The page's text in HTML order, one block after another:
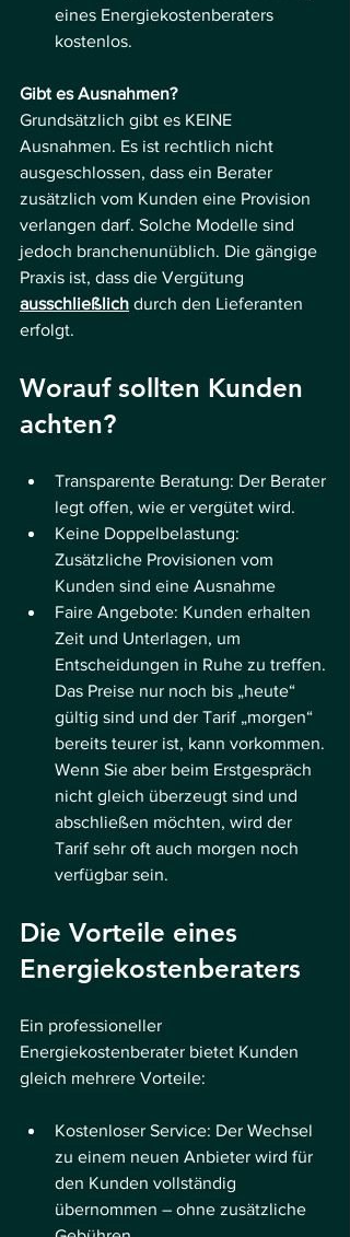
eines Energiekostenberaters
kostenlos.
Gibt es Ausnahmen?
Grundsätzlich gibt es KEINE
Ausnahmen. Es ist rechtlich nicht
ausgeschlossen, dass ein Berater
zusätzlich vom Kunden eine Provision
verlangen darf. Solche Modelle sind
jedoch branchenunüblich. Die gängige
Praxis ist, dass die Vergütung
ausschließlich durch den Lieferanten
erfolgt.
Worauf sollten Kunden
achten?
Transparente Beratung: Der Berater
legt offen, wie er vergütet wird.
Keine Doppelbelastung:
Zusätzliche Provisionen vom
Kunden sind eine Ausnahme
Faire Angebote: Kunden erhalten
Zeit und Unterlagen, um
Entscheidungen in Ruhe zu treffen.
Das Preise nur noch bis „heute“
gültig sind und der Tarif „morgen“
bereits teurer ist, kann vorkommen.
Wenn Sie aber beim Erstgespräch
nicht gleich überzeugt sind und
abschließen möchten, wird der
Tarif sehr oft auch morgen noch
verfügbar sein.
Die Vorteile eines
Energiekostenberaters
Ein professioneller
Energiekostenberater bietet Kunden
gleich mehrere Vorteile:
Kostenloser Service: Der Wechsel
zu einem neuen Anbieter wird für
den Kunden vollständig
übernommen – ohne zusätzliche